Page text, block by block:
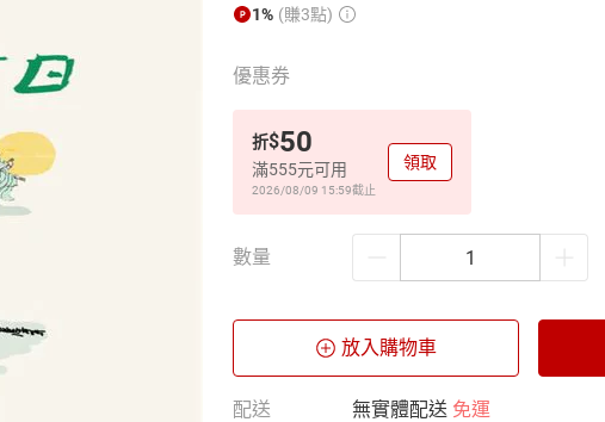
1% (賺3點)
優惠券
折$50
滿555元可用
2026/08/09 15:59截止
領取
數量
放入購物車
配送 無實體配送 免運